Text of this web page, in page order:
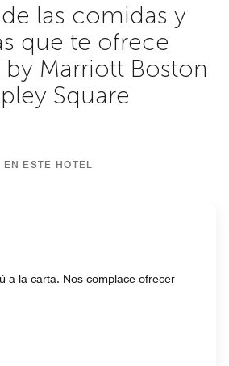
las comidas y
que te ofrece
Marriott Boston
Square
EN ESTE HOTEL
a la carta. Nos complace ofrecer